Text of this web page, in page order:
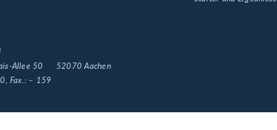
Allee 50
52070 Aachen
, Fax.: – 159